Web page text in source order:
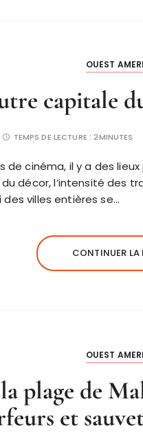
OUEST
capitale
TEMPS DE LECTURE :2MINUTES
de cinéma, il y a des
décor, l’intensité des
villes entières se…
CONTINUER LA
OUEST
plage de
et